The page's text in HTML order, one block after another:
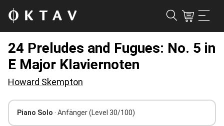
24 Preludes and Fugues: No. 5 in
E Major Klaviernoten
Howard Skempton
Piano Solo · Anfänger(Level 30/100)